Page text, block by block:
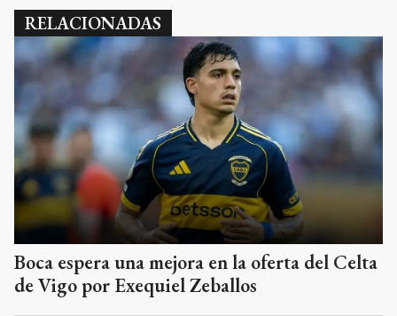
RELACIONADAS
Boca espera una mejora en la oferta del Celta
de Vigo por Exequiel Zeballos